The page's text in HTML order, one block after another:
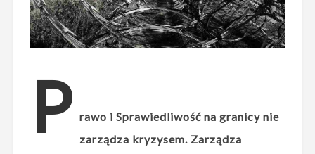
P rawo i Sprawiedliwość na granicy nie
zarządza kryzysem. Zarządza